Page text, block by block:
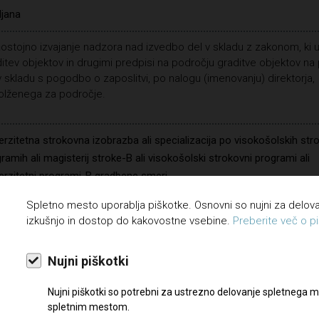
izvajanje nadzora nad izvedbo del v skladu z zakonom, ki
objektov in drugimi predpisi na področju graditve objektov na
skladu s pogodbo o zaposlitvi, po nalogu (imenovanju) direktorja,
za področje.
strokovna izobrazba ali specializacija po visokošolskih
ali magisterij stroke-B ali visokošolski strokovni programi ali
programi-B gradbene smeri.
slovenskega jezika, znanje tujega jezika, poznavanje dela z
izpit B kategorije, strokovni izpit za pooblaščenega inženirja, 3
procesov in dela na nadzoru.
Spletno mesto uporablja piškotke. Osnovni so nujni za
izkušnjo in dostop do kakovostne vsebine. Preberite več o
Nujni piškotki
Nujni piškotki so potrebni za ustrezno delovanje spletnega
spletnim mestom.